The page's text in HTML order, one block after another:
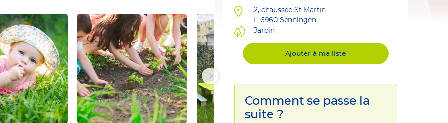
Photos
suivantes
Adresse
2, chaussée St Martin
L-6960 Senningen
Jardin
Ajouter à ma liste
Comment se passe la
suite ?